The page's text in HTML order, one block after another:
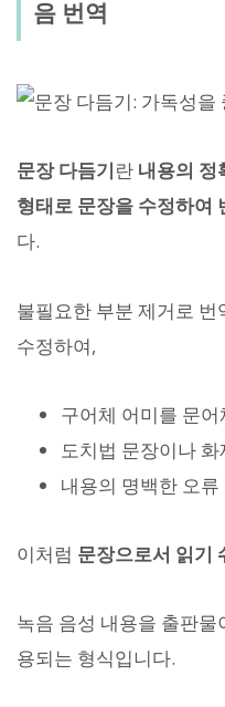
음 번역
문장 다듬기란 내용의 정
형태로 문장을 수정하여
다.
불필요한 부분 제거로
수정하여,
구어체 어미를 문어
도치법 문장이나 화
내용의 명백한 오류
이처럼 문장으로서 읽기
녹음 음성 내용을 출판
용되는 형식입니다.